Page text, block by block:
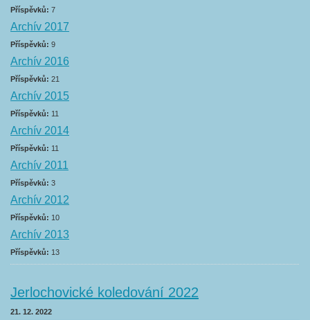
Příspěvků: 7
Archív 2017
Příspěvků: 9
Archív 2016
Příspěvků: 21
Archív 2015
Příspěvků: 11
Archív 2014
Příspěvků: 11
Archív 2011
Příspěvků: 3
Archív 2012
Příspěvků: 10
Archív 2013
Příspěvků: 13
Jerlochovické koledování 2022
21. 12. 2022